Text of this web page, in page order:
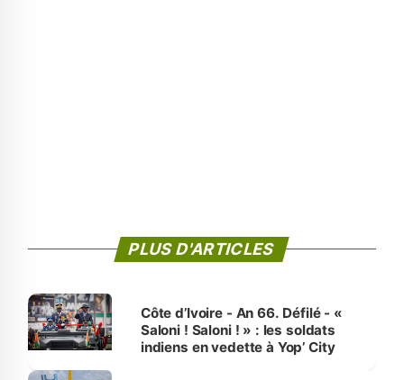
PLUS D'ARTICLES
Côte d’Ivoire - An 66. Défilé - «
Saloni ! Saloni ! » : les soldats
indiens en vedette à Yop’ City